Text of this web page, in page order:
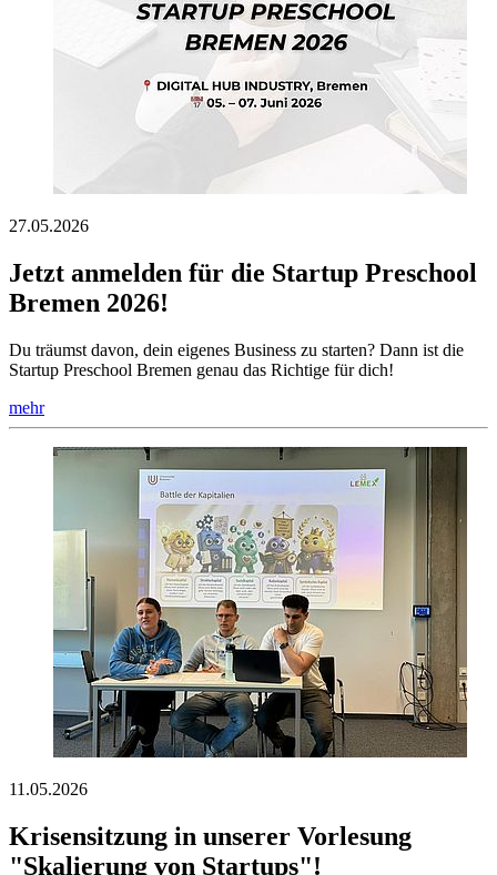
27.05.2026
Jetzt anmelden für die Startup Preschool
Bremen 2026!
Du träumst davon, dein eigenes Business zu starten? Dann ist die
Startup Preschool Bremen genau das Richtige für dich!
mehr
11.05.2026
Krisensitzung in unserer Vorlesung
"Skalierung von Startups"!